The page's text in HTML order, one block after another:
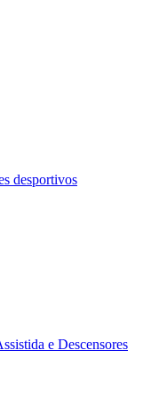
desportivos
e Descensores